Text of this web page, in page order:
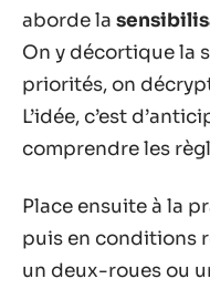
aborde la
On y décortique la
priorités, on
L’idée, c’est
comprendre les
Place ensuite à la
puis en conditions
un deux-roues ou